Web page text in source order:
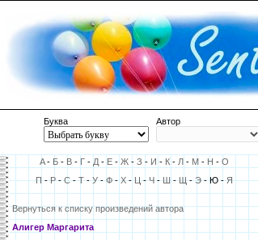
Буква Автор
A- Б- В- Г- Д- Е- Ж- З - И - К- Л- М- Н - О
П-Р-С-Т-У-Ф-Х-Ц-Ч-Ш-Щ-Э- Ю -Я
Вернуться к списку произведений автора
Алигер Маргарита